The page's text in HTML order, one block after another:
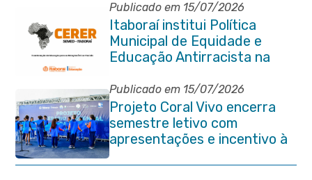
Publicado em 15/07/2026
Itaboraí institui Política
Municipal de Equidade e
Educação Antirracista na
Publicado em 15/07/2026
Projeto Coral Vivo encerra
semestre letivo com
apresentações e incentivo à
preservação ambiental em
Itaboraí